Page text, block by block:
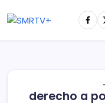
derecho a